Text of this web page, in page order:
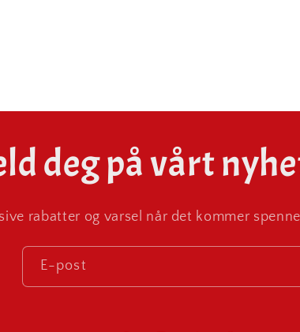
deg på vårt
rabatter og varsel når det kommer
E-post